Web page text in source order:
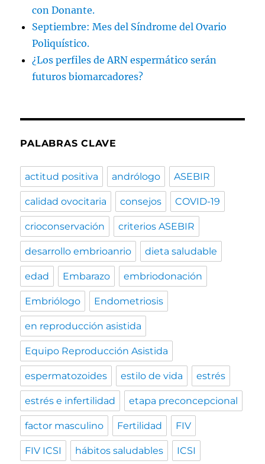
con Donante.
Septiembre: Mes del Síndrome del Ovario
Poliquístico.
¿Los perfiles de ARN espermático serán
futuros biomarcadores?
PALABRAS CLAVE
actitud positiva andrólogo ASEBIR
calidad ovocitaria consejos COVID-19
crioconservación criterios ASEBIR
desarrollo embrioanrio dieta saludable
edad Embarazo embriodonación
Embriólogo Endometriosis
en reproducción asistida
Equipo Reproducción Asistida
espermatozoides estilo de vida estrés
estrés e infertilidad etapa preconcepcional
factor masculino Fertilidad FIV
FIV ICSI hábitos saludables ICSI